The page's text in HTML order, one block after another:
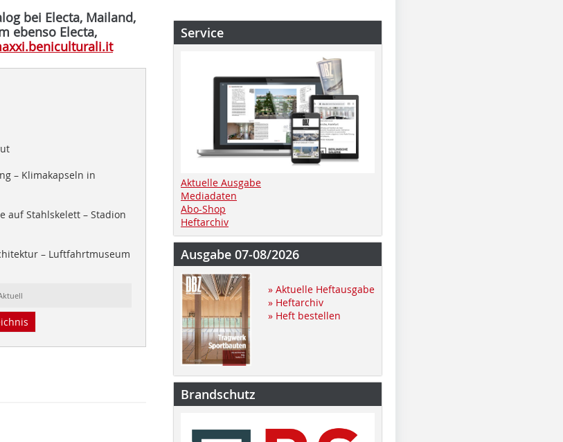
bei Electa, Mailand,
ebenso Electa,
– Klimakapseln in
auf Stahlskelett – Stadion
– Luftfahrtmuseum
Service
Aktuelle Ausgabe
Mediadaten
Abo-Shop
Heftarchiv
Ausgabe 07-08/2026
» Aktuelle Heftausgabe
» Heftarchiv
» Heft bestellen
Brandschutz